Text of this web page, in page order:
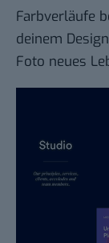
Farbverläufe
deinem
Foto neues